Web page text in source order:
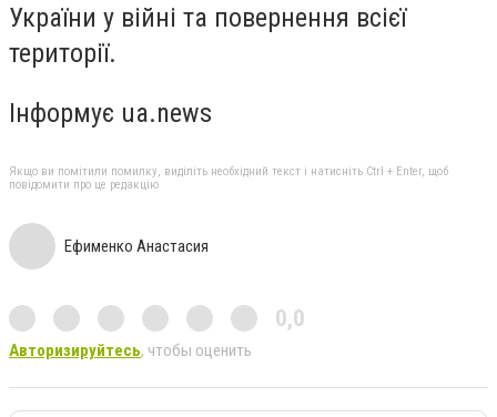
України у війні та повернення всієї
території.
Інформує ua.news
Якщо ви помітили помилку, виділіть необхідний текст і натисніть Ctrl + Enter, щоб
повідомити про це редакцію
Ефименко Анастасия
0,0
Авторизируйтесь, чтобы оценить